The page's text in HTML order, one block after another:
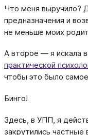
Что меня выручило?
предназначения и
не меньше моих
А второе — я искала
практической
чтобы это было
Бинго!
Здесь, в УПП, я
закрутились